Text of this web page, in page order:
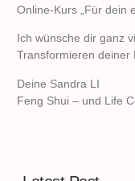
Online-Kurs „Für dein
Ich wünsche dir ganz
Transformieren deiner
Deine Sandra LI
Feng Shui – und Life